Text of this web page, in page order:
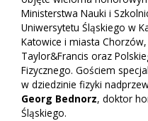
Ministerstwa Nauki i
Uniwersytetu Śląskiego w
Katowice i miasta
Taylor&Francis oraz
Fizycznego. Gościem
w dziedzinie fizyki
Georg Bednorz, doktor
Śląskiego.